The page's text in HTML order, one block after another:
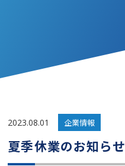
2023.08.01 企業情報
夏季休業のお知らせ